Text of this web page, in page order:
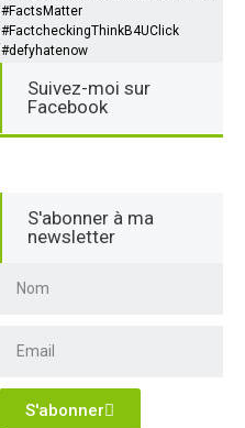
#FactsMatter
#FactcheckingThinkB4UClick
#defyhatenow
Suivez-moi sur
Facebook
S'abonner à ma
newsletter
S'abonner